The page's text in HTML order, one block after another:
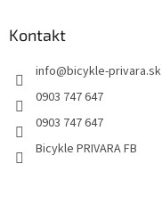
Kontakt
info@bicykle-privara.sk
0903 747 647
0903 747 647
Bicykle PRIVARA FB